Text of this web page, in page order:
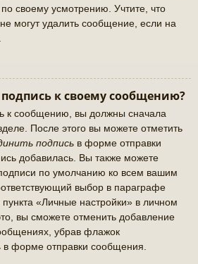
своему усмотрению. Учтите, что
могут удалить сообщение, если на
к своему сообщению?
к сообщению, вы должны сначала
После этого вы можете отметить
подпись в форме отправки
добавилась. Вы также можете
по умолчанию ко всем вашим
выбор в параграфе
«Личные настройки» в личном
вы сможете отменить добавление
убрав флажок
в форме отправки сообщения.